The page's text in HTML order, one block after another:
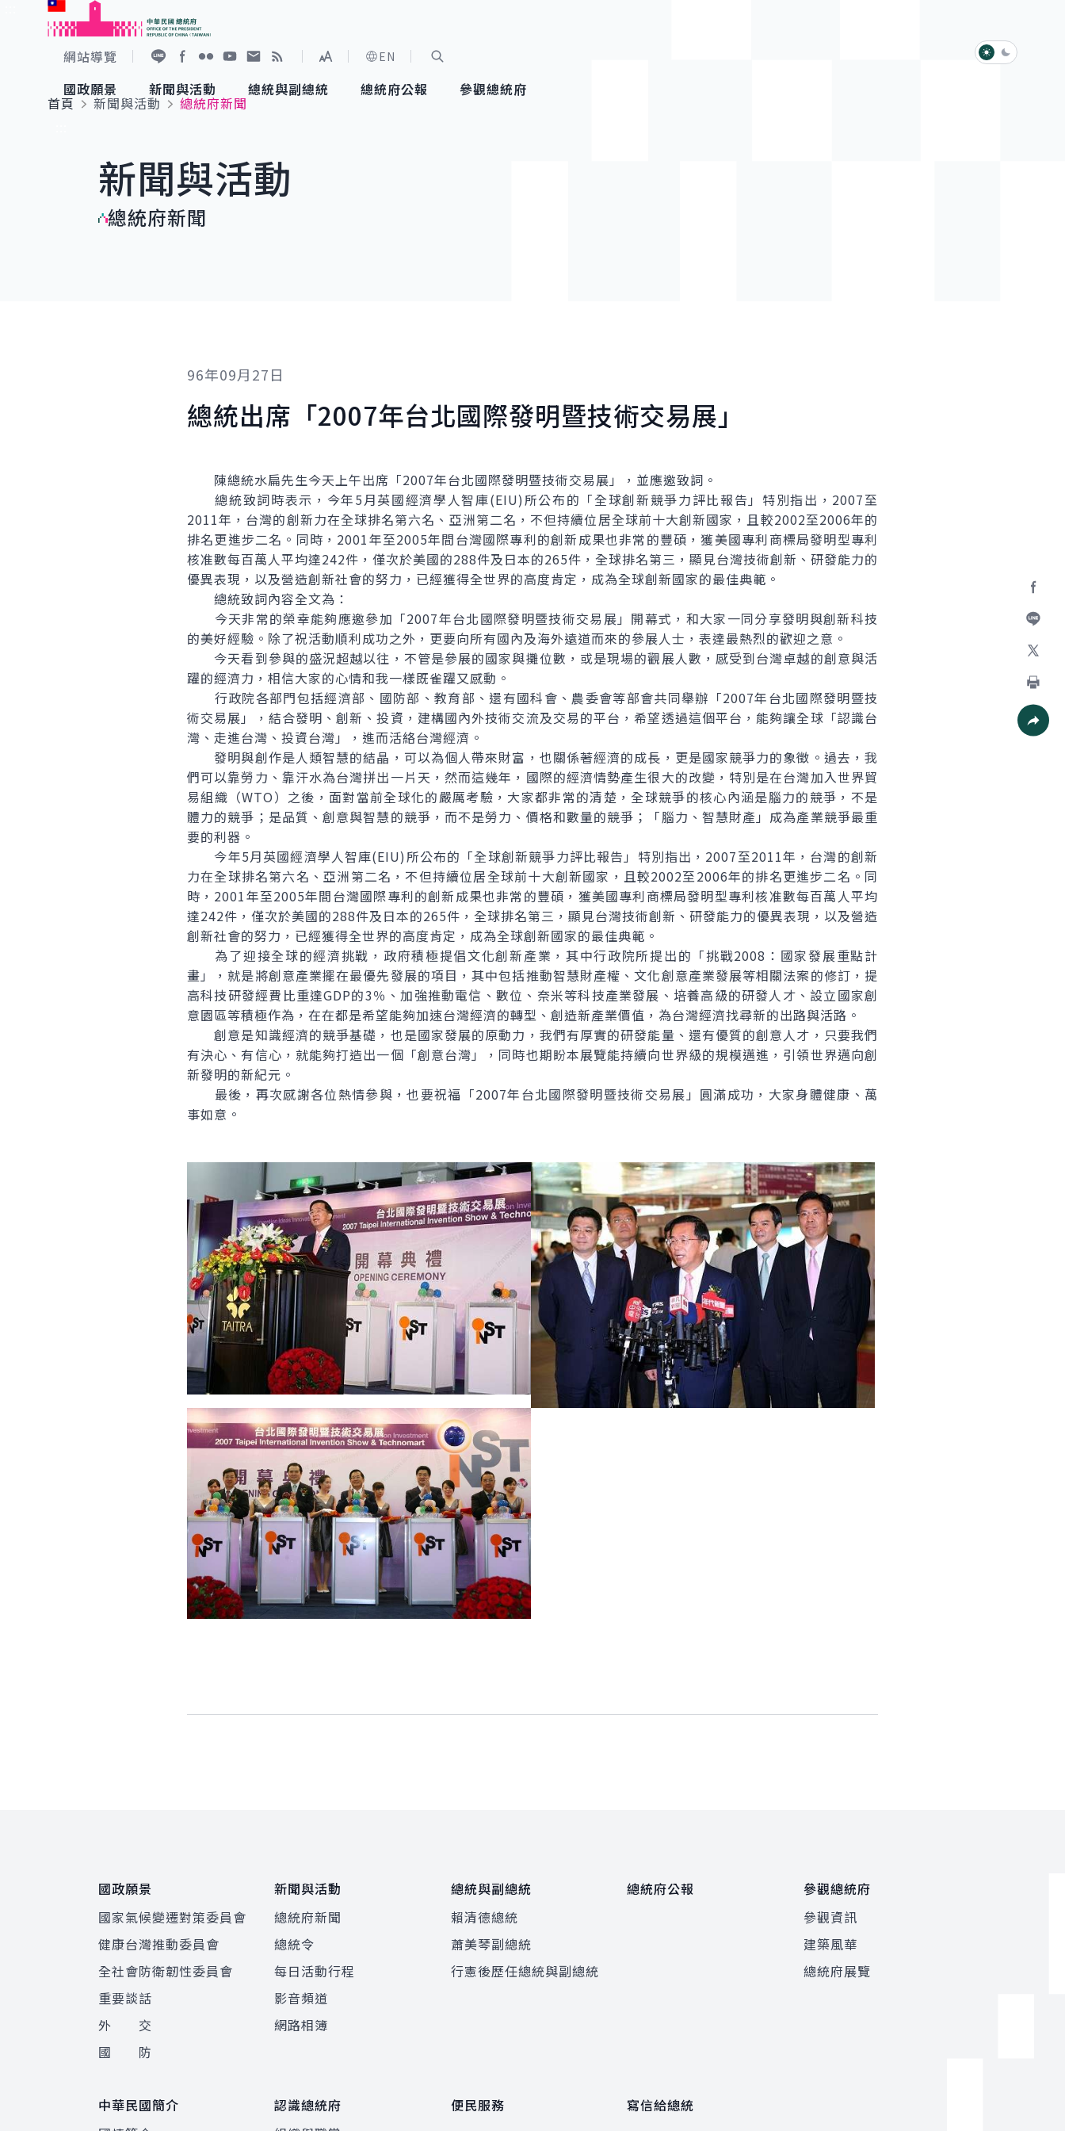
跳到主要內容
網站導覽
展開字級選單
EN
國政願景
國家氣候變遷對策委員會
重要談話
新聞與活動
總統府新聞
影音頻道
總統與副總統
賴清德總統
總統府公報 參觀總統府
參觀資訊
淺色模式
深色模式
首頁
新聞與活動
總統府新聞
新聞與活動
總統府新聞
加入好
列印
96年09月27日
總統出席「2007年台北國際發明暨技術交易展」
陳總統水扁先生今天上午出席「2007年台北國際發明暨技術交易展」，並應邀致詞。
總統致詞時表示，今年5月英國經濟學人智庫(EIU)所公布的「全球創新競爭力評比報告」特別指出，2007至
2011年，台灣的創新力在全球排名第六名、亞洲第二名，不但持續位居全球前十大創新國家，且較2002至2006年的
排名更進步二名。同時，2001年至2005年間台灣國際專利的創新成果也非常的豐碩，獲美國專利商標局發明型專利
核准數每百萬人平均達242件，僅次於美國的288件及日本的265件，全球排名第三，顯見台灣技術創新、研發能力的
優異表現，以及營造創新社會的努力，已經獲得全世界的高度肯定，成為全球創新國家的最佳典範。
總統致詞內容全文為：
今天非常的榮幸能夠應邀參加「2007年台北國際發明暨技術交易展」開幕式，和大家一同分享發明與創新科技
的美好經驗。除了祝活動順利成功之外，更要向所有國內及海外遠道而來的參展人士，表達最熱烈的歡迎之意。
今天看到參與的盛況超越以往，不管是參展的國家與攤位數，或是現場的觀展人數，感受到台灣卓越的創意與活
躍的經濟力，相信大家的心情和我一樣既雀躍又感動。
行政院各部門包括經濟部、國防部、教育部、還有國科會、農委會等部會共同舉辦「2007年台北國際發明暨技
術交易展」，結合發明、創新、投資，建構國內外技術交流及交易的平台，希望透過這個平台，能夠讓全球「認識台
灣、走進台灣、投資台灣」，進而活絡台灣經濟。
發明與創作是人類智慧的結晶，可以為個人帶來財富，也關係著經濟的成長，更是國家競爭力的象徵。過去，我
們可以靠勞力、靠汗水為台灣拼出一片天，然而這幾年，國際的經濟情勢產生很大的改變，特別是在台灣加入世界貿
易組織（WTO）之後，面對當前全球化的嚴厲考驗，大家都非常的清楚，全球競爭的核心內涵是腦力的競爭，不是
體力的競爭；是品質、創意與智慧的競爭，而不是勞力、價格和數量的競爭；「腦力、智慧財產」成為產業競爭最重
要的利器。
今年5月英國經濟學人智庫(EIU)所公布的「全球創新競爭力評比報告」特別指出，2007至2011年，台灣的創新
力在全球排名第六名、亞洲第二名，不但持續位居全球前十大創新國家，且較2002至2006年的排名更進步二名。同
時，2001年至2005年間台灣國際專利的創新成果也非常的豐碩，獲美國專利商標局發明型專利核准數每百萬人平均
達242件，僅次於美國的288件及日本的265件，全球排名第三，顯見台灣技術創新、研發能力的優異表現，以及營造
創新社會的努力，已經獲得全世界的高度肯定，成為全球創新國家的最佳典範。
為了迎接全球的經濟挑戰，政府積極提倡文化創新產業，其中行政院所提出的「挑戰2008：國家發展重點計
畫」，就是將創意產業擺在最優先發展的項目，其中包括推動智慧財產權、文化創意產業發展等相關法案的修訂，提
高科技研發經費比重達GDP的3％、加強推動電信、數位、奈米等科技產業發展、培養高級的研發人才、設立國家創
意園區等積極作為，在在都是希望能夠加速台灣經濟的轉型、創造新產業價值，為台灣經濟找尋新的出路與活路。
創意是知識經濟的競爭基礎，也是國家發展的原動力，我們有厚實的研發能量、還有優質的創意人才，只要我們
有決心、有信心，就能夠打造出一個「創意台灣」，同時也期盼本展覽能持續向世界級的規模邁進，引領世界邁向創
新發明的新紀元。
最後，再次感謝各位熱情參與，也要祝福「2007年台北國際發明暨技術交易展」圓滿成功，大家身體健康、萬
事如意。
國政願景
國家氣候變遷對策委員會
健康台灣推動委員會
全社會防衛韌性委員會
重要談話
外 交
國 防
新聞與活動
總統府新聞
總統令
每日活動行程
影音頻道
網路相簿
總統與副總統
賴清德總統
蕭美琴副總統
行憲後歷任總統與副總統
總統府公報
參觀總統府
參觀資訊
建築風華
總統府展覽
中華民國簡介
認識總統府
便民服務 寫信給總統